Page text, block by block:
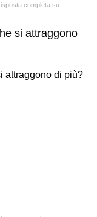
completa su
si attraggono
attraggono di più?